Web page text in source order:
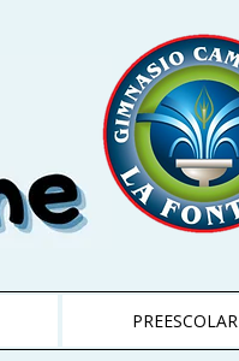
PREESCOLAR